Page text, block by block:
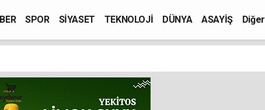
SPOR SİYASET TEKNOLOJİ DÜNYA ASAYİŞ Diğer